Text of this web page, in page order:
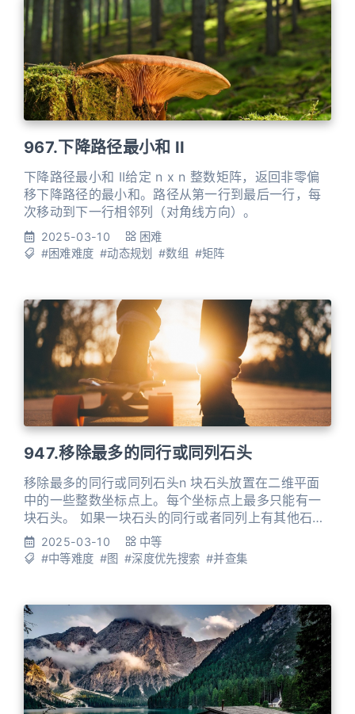
967.下降路径最小和 II
下降路径最小和 II给定 n x n 整数矩阵，返回非零偏
移下降路径的最小和。路径从第一行到最后一行，每
次移动到下一行相邻列（对角线方向）。
2025-03-10
困难
#困难难度 #动态规划 #数组 #矩阵
947.移除最多的同行或同列石头
移除最多的同行或同列石头n 块石头放置在二维平面
中的一些整数坐标点上。每个坐标点上最多只能有一
块石头。 如果一块石头的同行或者同列上有其他石头
存在，那么就可以移除这块石头。 给你一个长度为 n
的数组 stones ，其中 stones[i] = [xi, yi] 表示第 i
块石头的位置，返回可以移除的石头的最大数量。
2025-03-10
中等
#中等难度 #图 #深度优先搜索 #并查集